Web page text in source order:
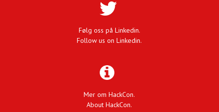
Følg oss på Linkedin.
Follow us on Linkedin.
Mer om HackCon.
About HackCon.